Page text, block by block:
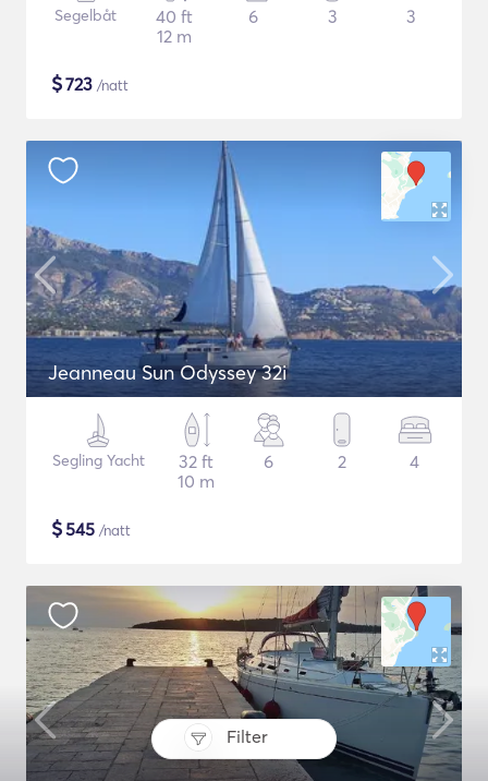
Filter
Segelbåt
40 ft
12 m
6 3 3
$723 /natt
Jeanneau Sun Odyssey 32i
Segling Yacht
32 ft
10 m
6 2 4
$545 /natt